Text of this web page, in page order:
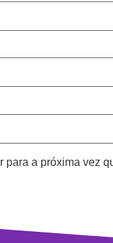
a próxima vez